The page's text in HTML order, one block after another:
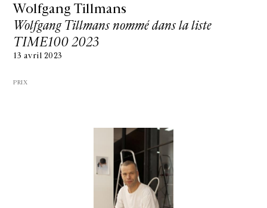
Wolfgang Tillmans
Wolfgang Tillmans nommé dans la liste
TIME100 2023
13 avril 2023
PRIX